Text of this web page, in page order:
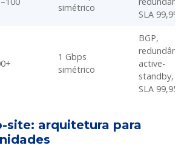
simétrico
SLA 99,9%
1 Gbps
simétrico
BGP,
redundância
active-
standby,
SLA 99,95%
site: arquitetura para